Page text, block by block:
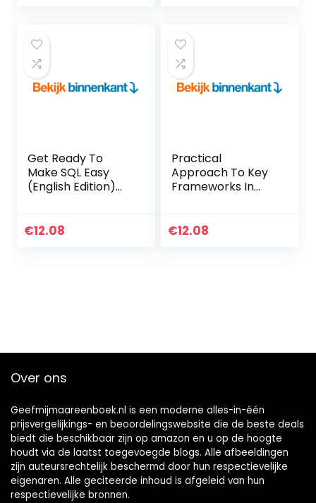
… OneDrive, and
Teams (English
Edition) Kindle-
editie
Get Ready To
Make SQL Easy
(English Edition)
€12.08
Practical
Approach To Key
Frameworks In
& Deep Learning
€12.08
Over ons
Geefmijmaareenboek.nl is een moderne alles-in-één
prijsvergelijkings- en beoordelingswebsite die de beste deals
biedt die beschikbaar zijn op amazon en u op de hoogte
houdt via de laatst toegevoegde blogs. Alle afbeeldingen
zijn auteursrechtelijk beschermd door hun respectievelijke
eigenaren. Alle geciteerde inhoud is afgeleid van hun
respectievelijke bronnen.